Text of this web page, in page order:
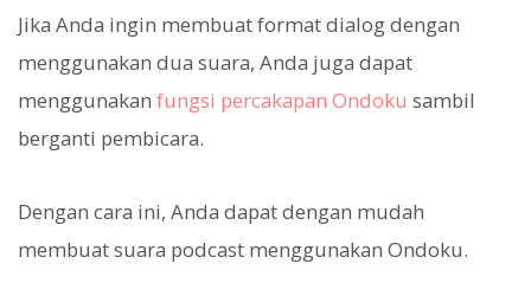
Jika Anda ingin membuat format dialog dengan
menggunakan dua suara, Anda juga dapat
menggunakan fungsi percakapan Ondoku sambil
berganti pembicara.
Dengan cara ini, Anda dapat dengan mudah
membuat suara podcast menggunakan Ondoku.